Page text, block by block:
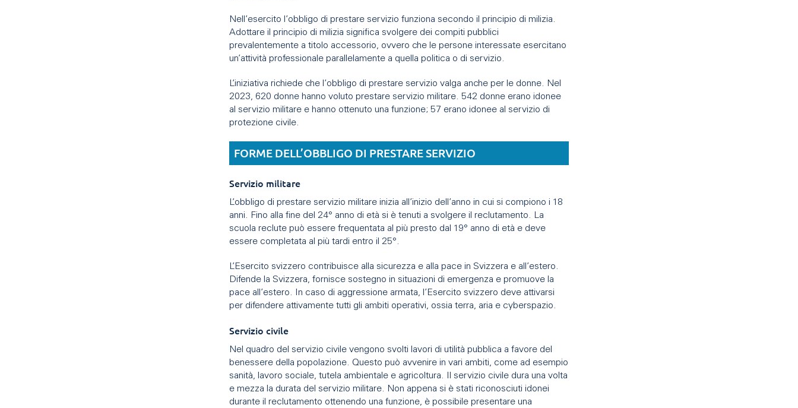
Nell’esercito l’obbligo di prestare servizio funziona secondo il principio di milizia.
Adottare il principio di milizia significa svolgere dei compiti pubblici
prevalentemente a titolo accessorio, ovvero che le persone interessate esercitano
un’attività professionale parallelamente a quella politica o di servizio.
L’iniziativa richiede che l’obbligo di prestare servizio valga anche per le donne. Nel
2023, 620 donne hanno voluto prestare servizio militare. 542 donne erano idonee
al servizio militare e hanno ottenuto una funzione; 57 erano idonee al servizio di
protezione civile.
FORME DELL’OBBLIGO DI PRESTARE SERVIZIO
Servizio militare
L’obbligo di prestare servizio militare inizia all’inizio dell’anno in cui si compiono i 18
anni. Fino alla fine del 24° anno di età si è tenuti a svolgere il reclutamento. La
scuola reclute può essere frequentata al più presto dal 19° anno di età e deve
essere completata al più tardi entro il 25°.
L’Esercito svizzero contribuisce alla sicurezza e alla pace in Svizzera e all’estero.
Difende la Svizzera, fornisce sostegno in situazioni di emergenza e promuove la
pace all’estero. In caso di aggressione armata, l’Esercito svizzero deve attivarsi
per difendere attivamente tutti gli ambiti operativi, ossia terra, aria e cyberspazio.
Servizio civile
Nel quadro del servizio civile vengono svolti lavori di utilità pubblica a favore del
benessere della popolazione. Questo può avvenire in vari ambiti, come ad esempio
sanità, lavoro sociale, tutela ambientale e agricoltura. Il servizio civile dura una volta
e mezza la durata del servizio militare. Non appena si è stati riconosciuti idonei
durante il reclutamento ottenendo una funzione, è possibile presentare una